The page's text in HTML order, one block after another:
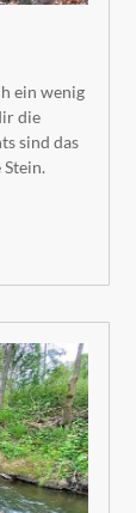
ein wenig
die
sind das